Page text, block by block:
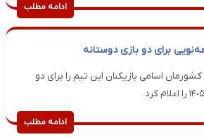
ادامه مطلب
برای دو بازی دوستانه
اسامی بازیکنان این تیم را برای دو
ادامه مطلب